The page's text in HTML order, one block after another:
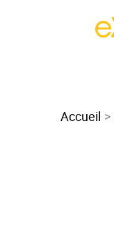
Accueil